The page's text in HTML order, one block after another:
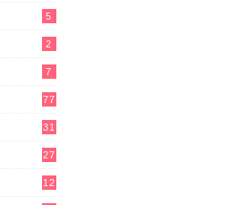
5
2
7
77
31
27
12